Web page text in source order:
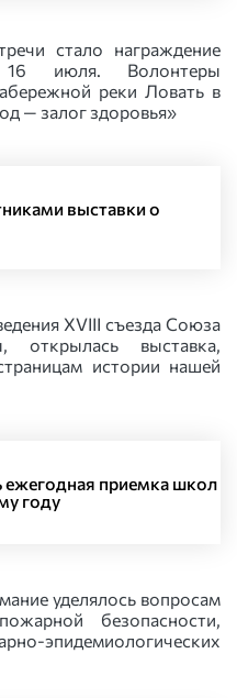
стало награждение
16 июля. Волонтеры
реки Ловать в
— залог здоровья»
выставки о
XVIII съезда Союза
открылась выставка,
истории нашей
ежегодная приемка школ
году
уделялось вопросам
безопасности,